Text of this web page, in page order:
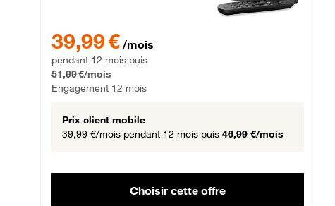
39,99 € /mois
pendant 12 mois puis
51,99 €/mois
Engagement 12 mois
Prix client mobile
39,99 €/mois pendant 12 mois puis 46,99 €/mois
Choisir cette offre